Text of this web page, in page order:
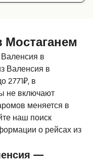
Мостаганем
Валенсия в
Валенсия в
2771₽, в
не включают
меняется в
наш поиск
о рейсах из
—